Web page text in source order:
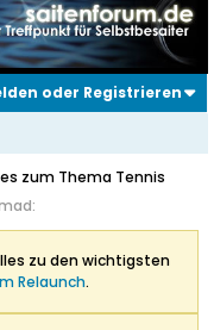
oder Registrieren
zum Thema Tennis
zu den wichtigsten
Relaunch.